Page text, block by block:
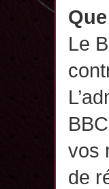
Le
vos
de